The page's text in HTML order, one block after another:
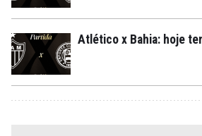
Atlético x Bahia: hoje